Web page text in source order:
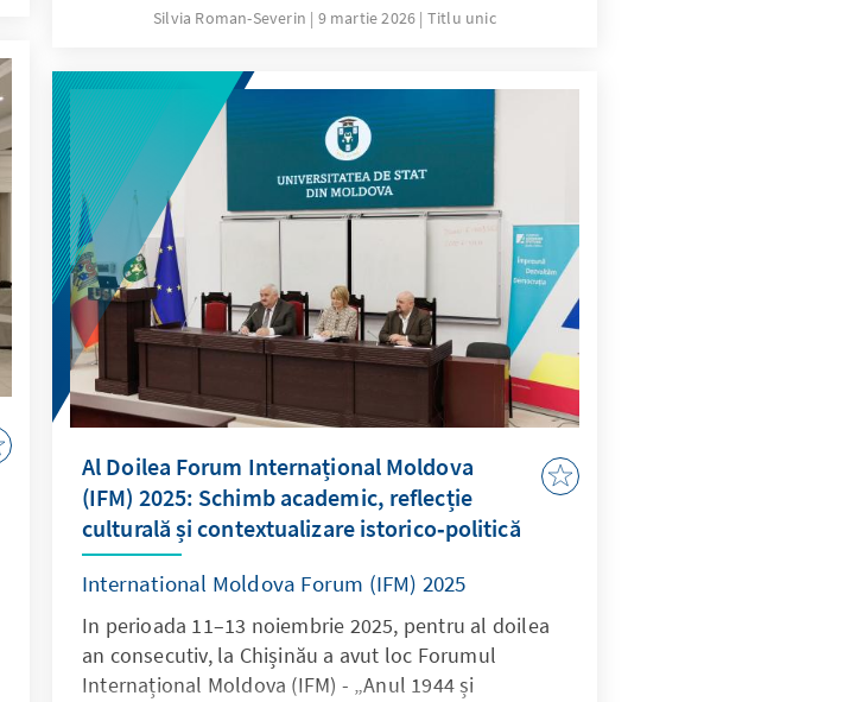
financiar, programul încurajează inițiativa civică și
Silvia Roman-Severin 9 martie 2026 Titlu unic
Al Doilea Forum Internațional Moldova
(IFM) 2025: Schimb academic, reflecție
culturală și contextualizare istorico‑politică
International Moldova Forum (IFM) 2025
In perioada 11–13 noiembrie 2025, pentru al doilea
an consecutiv, la Chișinău a avut loc Forumul
Internațional Moldova (IFM) - „Anul 1944 și